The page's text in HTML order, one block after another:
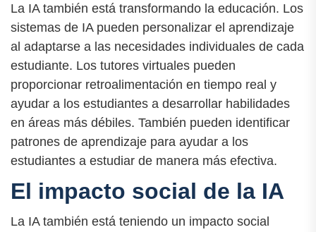
La IA también está transformando la educación. Los
sistemas de IA pueden personalizar el aprendizaje
al adaptarse a las necesidades individuales de cada
estudiante. Los tutores virtuales pueden
proporcionar retroalimentación en tiempo real y
ayudar a los estudiantes a desarrollar habilidades
en áreas más débiles. También pueden identificar
patrones de aprendizaje para ayudar a los
estudiantes a estudiar de manera más efectiva.
El impacto social de la IA
La IA también está teniendo un impacto social